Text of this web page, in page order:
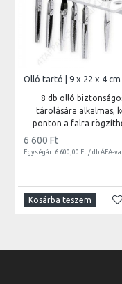
Olló tartó | 9 x 22 x 4 cm
8 db olló
tárolására alkalmas,
ponton a falra
6 600 Ft
Egységár: 6 600,00 Ft / db ÁFA-val
Kosárba teszem